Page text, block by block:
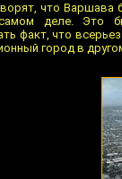
что
деле. Это
факт, что
город в